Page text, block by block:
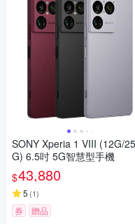
SONY Xperia 1 VIII (12G/
G) 6.5吋 5G智慧型手機
$43,880
5 (1)
券 贈品